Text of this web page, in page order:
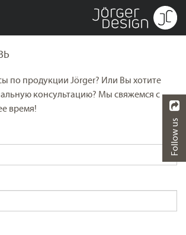
по продукции Jörger? Или Вы хотите
консультацию? Мы свяжемся с
время!
Follow us